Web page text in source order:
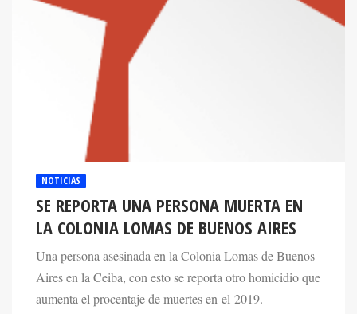
NOTICIAS
SE REPORTA UNA PERSONA MUERTA EN
LA COLONIA LOMAS DE BUENOS AIRES
Una persona asesinada en la Colonia Lomas de Buenos
Aires en la Ceiba, con esto se reporta otro homicidio que
aumenta el procentaje de muertes en el 2019.